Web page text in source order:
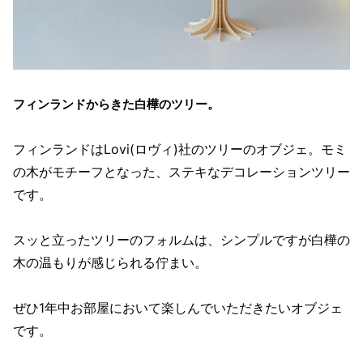
フィンランドからきた白樺のツリー。
フィンランドはLovi(ロヴィ)社のツリーのオブジェ。モミ
の木がモチーフとなった、ステキなデコレーションツリー
です。
スッと立ったツリーのフォルムは、シンプルですが白樺の
木の温もりが感じられる佇まい。
ぜひ1年中お部屋において楽しんでいただきたいオブジェ
です。